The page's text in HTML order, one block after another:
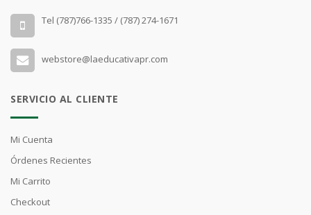
Tel (787)766-1335 / (787) 274-1671
webstore@laeducativapr.com
SERVICIO AL CLIENTE
Mi Cuenta
Órdenes Recientes
Mi Carrito
Checkout